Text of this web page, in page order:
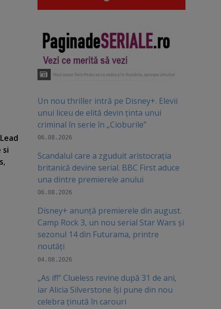
si
,
Un nou thriller intră pe Disney+. Elevii
unui liceu de elită devin ținta unui
criminal în serie în „Cioburile”
06.08.2026
Scandalul care a zguduit aristocrația
britanică devine serial. BBC First aduce
una dintre premierele anului
06.08.2026
Disney+ anunță premierele din august.
Camp Rock 3, un nou serial Star Wars și
sezonul 14 din Futurama, printre
noutăți
04.08.2026
„As if!” Clueless revine după 31 de ani,
iar Alicia Silverstone își pune din nou
celebra ținută în carouri